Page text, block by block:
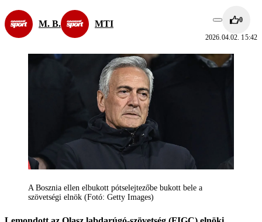
M. B. MTI 0
2026.04.02. 15:42
A Bosznia ellen elbukott pótselejtezőbe bukott bele a
szövetségi elnök (Fotó: Getty Images)